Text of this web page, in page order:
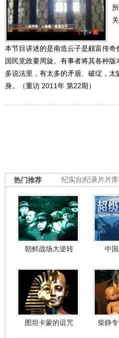
本节目讲述的是南造云子是颇富传
国民党政要周旋。有事者将其各种
多说法里，有太多的矛盾、破绽，
身。（重访 2011年 第22期）
纪实台 纪录片片库
热门推荐
朝鲜战场大逆转 中
图坦卡蒙的诅咒 柴静